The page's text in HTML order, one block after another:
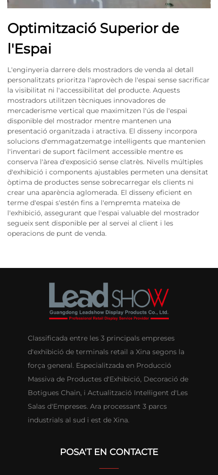
Optimització Superior de
l'Espai
L'enginyeria darrere dels mostradors de venda al detall
personalitzats prioritza l'aprovèch de l'espai sense sacrificar
la visibilitat ni l'accessibilitat del producte. Aquests
mostradors utilitzen tècniques innovadores de
mercaderisme vertical que maximitzen l'ús de l'espai
disponible del mostrador mentre mantenen una
presentació organitzada i atractiva. El disseny incorpora
solucions d'emmagatzematge intel·ligents que mantenien
l'inventari de suport fàcilment accessible mentre es
conserva l'àrea d'exposició sense clatrès. Nivells múltiples
d'exhibició i components ajustables permeten una densitat
òptima de productes sense sobrecarregar els clients ni
crear una aparència aglomerada. El disseny eficient en
terme d'espai s'estén fins a l'empremta mateixa de
l'exhibició, assegurant que l'espai valuable del mostrador
segueix sent disponible per al servei al client i les
operacions de punt de venda.
Classificada entre les 3 principals empreses
d'exhibició de terminals retail a Xina segons la
força general. Especialitzada en Producció
Massiva de Productes d'Exhibició, Decoració de
Botigues Chain, i Actualització Intel·ligent d'Les
Salas d'Empreses. Ara processant 3 parcs
industrials al sud i est de Xina.
POSA'T EN CONTACTE